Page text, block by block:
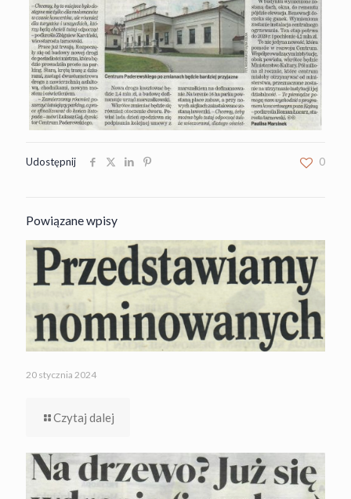
Udostępnij 0
Powiązane wpisy
20 stycznia 2024
Czytaj dalej